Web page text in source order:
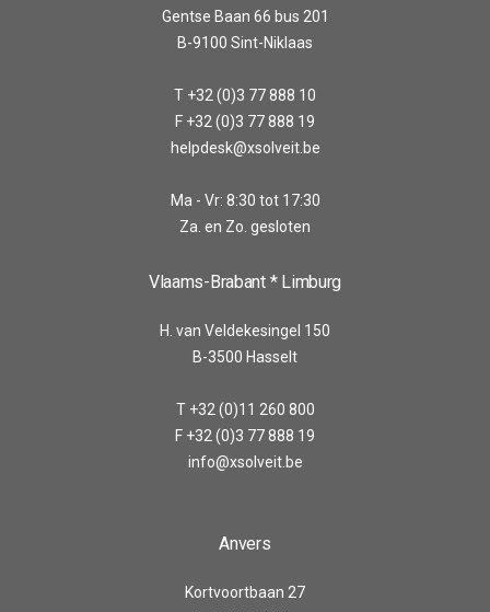
Gentse Baan 66 bus 201
B-9100 Sint-Niklaas
T +32 (0)3 77 888 10
F +32 (0)3 77 888 19
helpdesk@xsolveit.be
Ma - Vr: 8:30 tot 17:30
Za. en Zo. gesloten
Vlaams-Brabant * Limburg
H. van Veldekesingel 150
B-3500 Hasselt
T +32 (0)11 260 800
F +32 (0)3 77 888 19
info@xsolveit.be
Anvers
Kortvoortbaan 27